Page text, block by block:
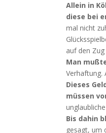
Allein in
diese bei
mal nicht
auf den
Man
Verhaftung.
Dieses
müssen
Bis dahin
gesagt, um